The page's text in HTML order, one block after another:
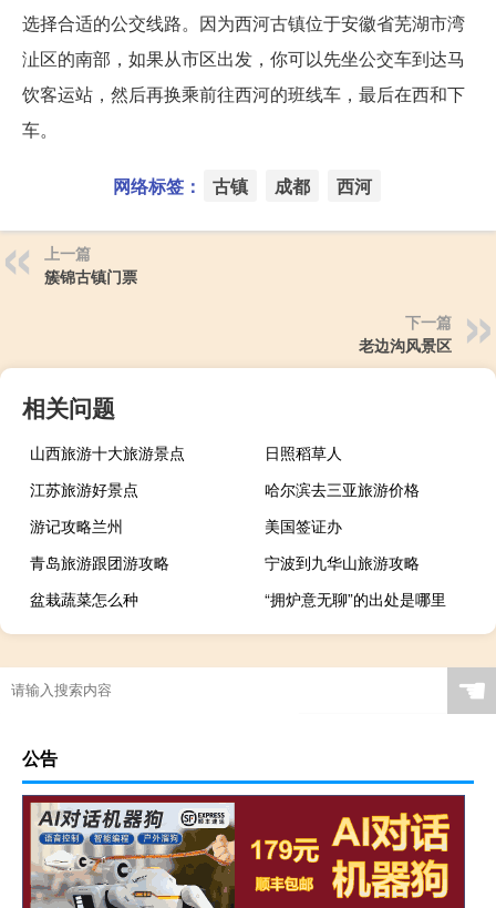
选择合适的公交线路。因为西河古镇位于安徽省芜湖市湾
沚区的南部，如果从市区出发，你可以先坐公交车到达马
饮客运站，然后再换乘前往西河的班线车，最后在西和下
车。
网络标签： 古镇 成都 西河
上一篇
簇锦古镇门票
下一篇
老边沟风景区
相关问题
山西旅游十大旅游景点
日照稻草人
江苏旅游好景点
哈尔滨去三亚旅游价格
游记攻略兰州
美国签证办
青岛旅游跟团游攻略
宁波到九华山旅游攻略
盆栽蔬菜怎么种
“拥炉意无聊”的出处是哪里
☚
公告